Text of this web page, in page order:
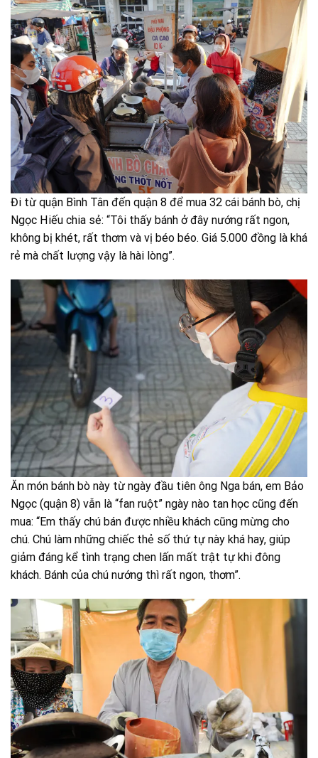
Đi từ quận Bình Tân đến quận 8 để mua 32 cái bánh bò, chị
Ngọc Hiếu chia sẻ: “Tôi thấy bánh ở đây nướng rất ngon,
không bị khét, rất thơm và vị béo béo. Giá 5.000 đồng là khá
rẻ mà chất lượng vậy là hài lòng”.
Ăn món bánh bò này từ ngày đầu tiên ông Nga bán, em Bảo
Ngọc (quận 8) vẫn là “fan ruột” ngày nào tan học cũng đến
mua: “Em thấy chú bán được nhiều khách cũng mừng cho
chú. Chú làm những chiếc thẻ số thứ tự này khá hay, giúp
giảm đáng kể tình trạng chen lấn mất trật tự khi đông
khách. Bánh của chú nướng thì rất ngon, thơm”.